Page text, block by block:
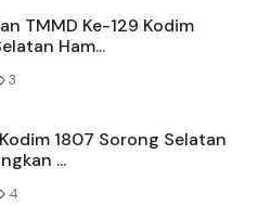
TMMD Ke-129 Kodim
Ham...
3
1807 Sorong Selatan
...
4